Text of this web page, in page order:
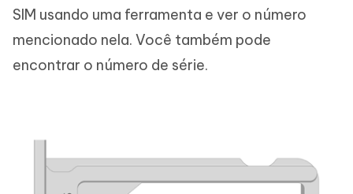
SIM usando uma ferramenta e ver o número
mencionado nela. Você também pode
encontrar o número de série.